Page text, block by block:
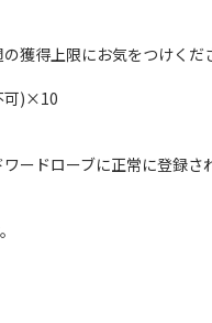
獲得上限にお気をつけく
可)×10
ドローブに正常に登録